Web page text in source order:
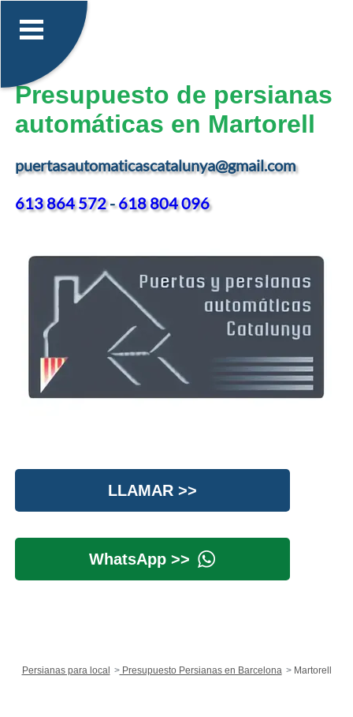
Presupuesto de persianas
automáticas en Martorell
puertasautomaticascatalunya@gmail.com
613 864 572-618 804 096
LLAMAR >>
WhatsApp >>
Persianas para local Presupuesto Persianas en Barcelona Martorell